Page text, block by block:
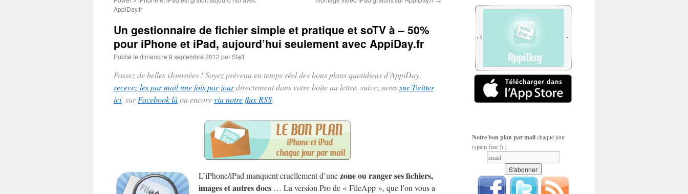
AppiDay.fr
Un gestionnaire de fichier simple et pratique et soTV à – 50%
pour iPhone et iPad, aujourd’hui seulement avec AppiDay.fr
Publié le dimanche 9 septembre 2012 parStaff
Passez de belles iJournées ! Soyez prévenu en temps réel des bons plans quotidiens d’AppiDay,
recevez les par mail une fois par jourdirectement dans votre boite au lettre, suivez noussur Twitter
ici, surFacebook làou encorevia notre flux RSS.
L’iPhone/iPad manquent cruellement d’unezone ou ranger ses fichiers,
images et autres docs … La version Pro de « FileApp », que l’on vous a
Notre bon plan par mailchaque jour
(spam free !) :